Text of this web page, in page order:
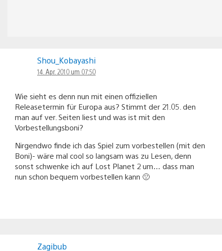
Shou_Kobayashi
14. Apr. 2010 um 07:50
Wie sieht es denn nun mit einen offiziellen
Releasetermin für Europa aus? Stimmt der 21.05. den
man auf ver. Seiten liest und was ist mit den
Vorbestellungsboni?
Nirgendwo finde ich das Spiel zum vorbestellen (mit den
Boni)- wäre mal cool so langsam was zu Lesen, denn
sonst schwenke ich auf Lost Planet 2 um… dass man
nun schon bequem vorbestellen kann 🙁
Zagibub